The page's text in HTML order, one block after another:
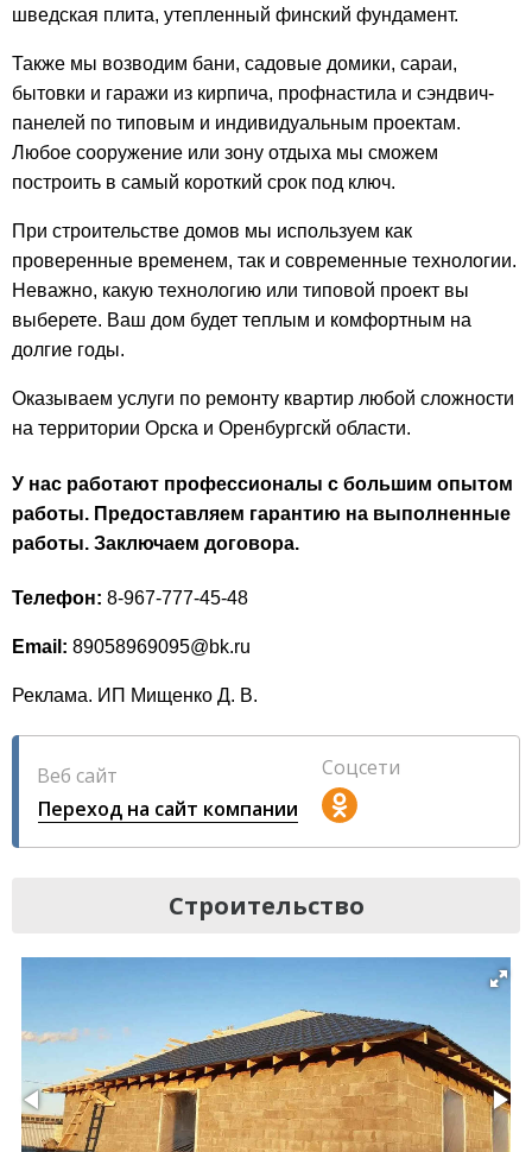
шведская плита, утепленный финский фундамент.
Также мы возводим бани, садовые домики, сараи,
бытовки и гаражи из кирпича, профнастила и сэндвич-
панелей по типовым и индивидуальным проектам.
Любое сооружение или зону отдыха мы сможем
построить в самый короткий срок под ключ.
При строительстве домов мы используем как
проверенные временем, так и современные технологии.
Неважно, какую технологию или типовой проект вы
выберете. Ваш дом будет теплым и комфортным на
долгие годы.
Оказываем услуги по ремонту квартир любой сложности
на территории Орска и Оренбургскй области.
У нас работают профессионалы с большим опытом
работы. Предоставляем гарантию на выполненные
работы. Заключаем договора.
Телефон: 8-967-777-45-48
Email: 89058969095@bk.ru
Реклама. ИП Мищенко Д. В.
Веб сайт
Переход на сайт компании
Соцсети
Строительство